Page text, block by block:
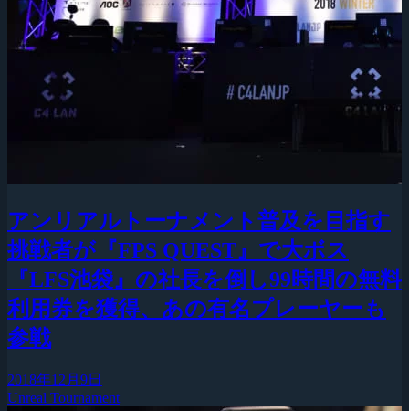
アンリアルトーナメント普及を目指す
挑戦者が『FPS QUEST』で大ボス
『LFS池袋』の社長を倒し99時間の無料
利用券を獲得、あの有名プレーヤーも
参戦
2018年12月9日
Unreal Tournament